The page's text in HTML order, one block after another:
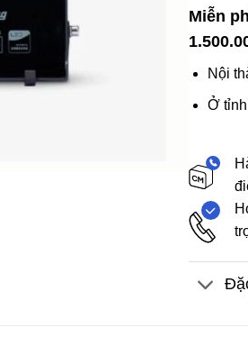
Miễn
Nội
Ở